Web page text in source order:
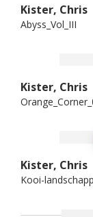
Kister, Chris
Abyss_Vol_III
Kister, Chris
Kister, Chris
Kooi-